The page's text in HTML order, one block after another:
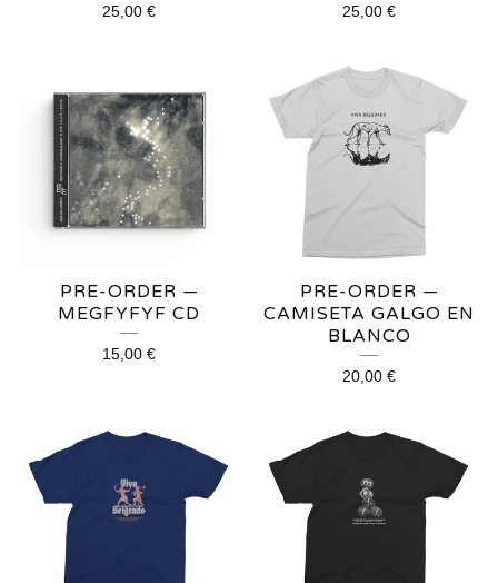
25,00 € 25,00 €
PRE-ORDER —
MEGFYFYF CD
15,00 €
PRE-ORDER —
CAMISETA GALGO EN
BLANCO
20,00 €